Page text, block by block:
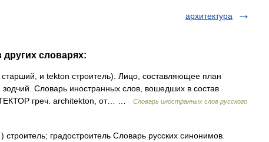
архитектура
других словарях:
и tekton строитель). Лицо, составляющее план
Словарь иностранных слов, вошедших в состав
греч. architekton, от… …
Словарь иностранных слов русского
градостроитель Словарь русских синонимов.